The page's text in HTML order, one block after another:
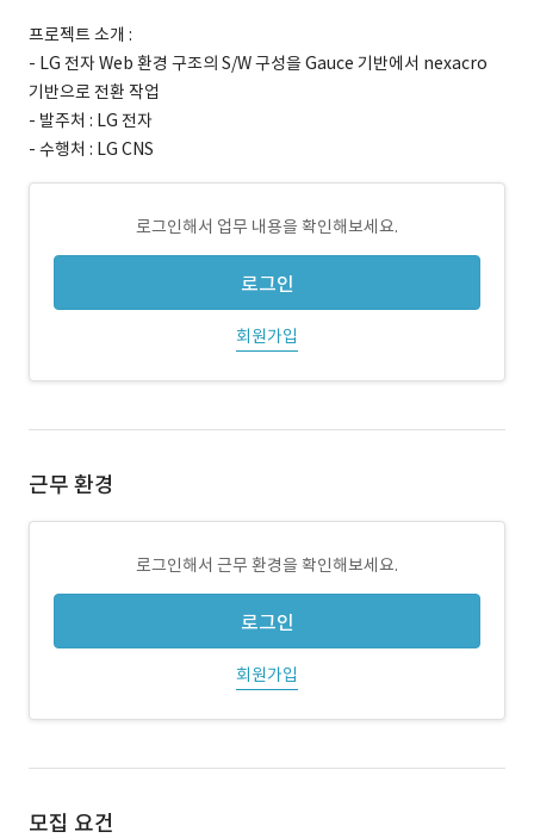
프로젝트 소개 :
- LG 전자 Web 환경 구조의 S/W 구성을 Gauce 기반에서 nexacro
기반으로 전환 작업
- 발주처 : LG 전자
- 수행처 : LG CNS
로그인해서 업무 내용을 확인해보세요.
로그인
회원가입
근무 환경
로그인해서 근무 환경을 확인해보세요.
로그인
회원가입
모집 요건